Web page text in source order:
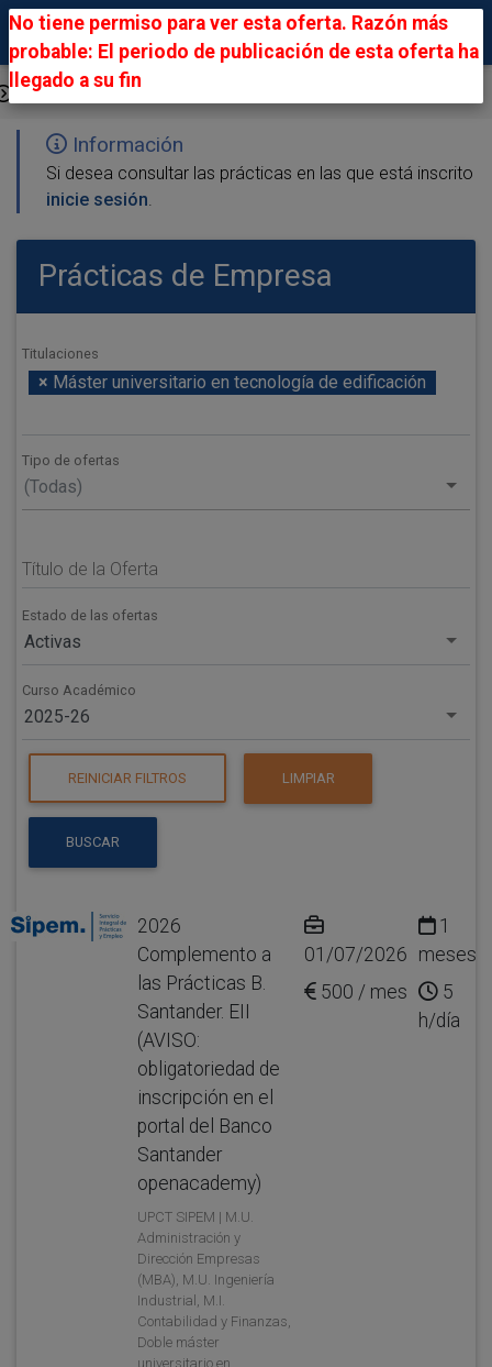
Ofertas Públicas
Información
Si desea consultar las prácticas en las que está inscrito
inicie sesión.
Prácticas de Empresa
Titulaciones
× Máster universitario en tecnología de edificación
Tipo de ofertas
(Todas)
Título de la Oferta
Estado de las ofertas
Activas
Curso Académico
2025-26
REINICIAR FILTROS LIMPIAR
BUSCAR
2026
Complemento a
las Prácticas B.
Santander. EII
(AVISO:
obligatoriedad de
inscripción en el
portal del Banco
Santander
openacademy)
UPCT SIPEM | M.U.
Administración y
Dirección Empresas
(MBA), M.U. Ingeniería
Industrial, M.I.
Contabilidad y Finanzas,
Doble máster
universitario en
01/07/2026
500 / mes
1
meses
5
h/día
No tiene permiso para ver esta oferta. Razón más
probable: El periodo de publicación de esta oferta ha
llegado a su fin